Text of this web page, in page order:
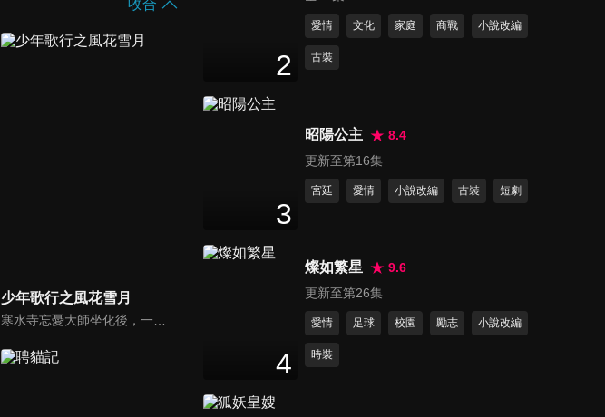
收合
少年歌行之風花雪月
第11集
17
第13集
2
愛情 文化 家庭 商戰 小說改編
古裝
3
昭陽公主
8.4
更新至第16集
宮廷 愛情 小說改編 古裝 短劇
4
燦如繁星
9.6
更新至第26集
愛情 足球 校園 勵志 小說改編
時裝